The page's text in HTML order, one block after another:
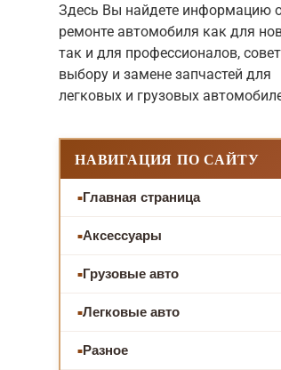
Здесь Вы найдете информацию
ремонте автомобиля как для
так и для профессионалов,
выбору и замене запчастей для
легковых и грузовых
НАВИГАЦИЯ ПО САЙТУ
Главная страница
Аксессуары
Грузовые авто
Легковые авто
Разное